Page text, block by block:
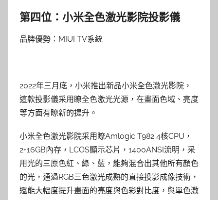
第四位：小米全色激光影院投影儀
品牌優勢：MIUI TV系統
2022年三月底，小米推出新品小米全色激光影院，
這款投影儀采用瞭全色激光光源，在畫面色域、亮度
等方面有瞭新的提升。
小米全色激光影院采用瞭Amlogic T982 4核CPU，
2+16GB內存，LCOS顯示芯片，1400ANSI流明，采
用光的三原色紅、綠、藍，能夠混合出其他所有顏色
的光，通過RGB三色激光成熟的直接投影成像技術，
還能大幅度提升畫面的亮度與色彩對比度，與單色激